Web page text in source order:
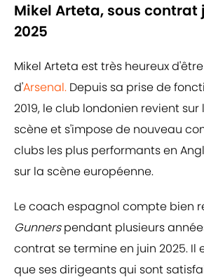
Mikel Arteta, sous contrat
2025
Mikel Arteta est très heureux
d'Arsenal. Depuis sa prise de
2019, le club londonien revient
scène et s'impose de nouveau
clubs les plus performants en
sur la scène européenne.
Le coach espagnol compte bien
Gunnerspendant plusieurs
contrat se termine en juin 2025. Il
que ses dirigeants qui sont